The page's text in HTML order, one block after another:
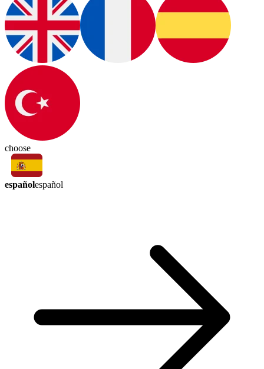
choose
españolespañol